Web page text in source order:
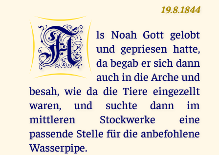
19.8.1844
A
ls Noah Gott gelobt
und gepriesen hatte,
da begab er sich dann
auch in die Arche und
besah, wie da die Tiere eingezellt
waren, und suchte dann im
mittleren Stockwerke eine
passende Stelle für die anbefohlene
Wasserpipe.